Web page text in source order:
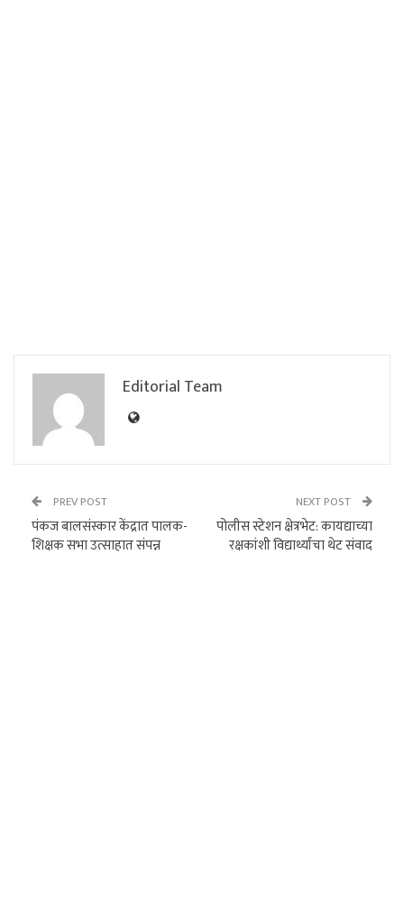
Editorial Team
PREV POST
पंकज बालसंस्कार केंद्रात पालक-
शिक्षक सभा उत्साहात संपन्न
NEXT POST
पोलीस स्टेशन क्षेत्रभेट: कायद्याच्या
रक्षकांशी विद्यार्थ्यांचा थेट संवाद